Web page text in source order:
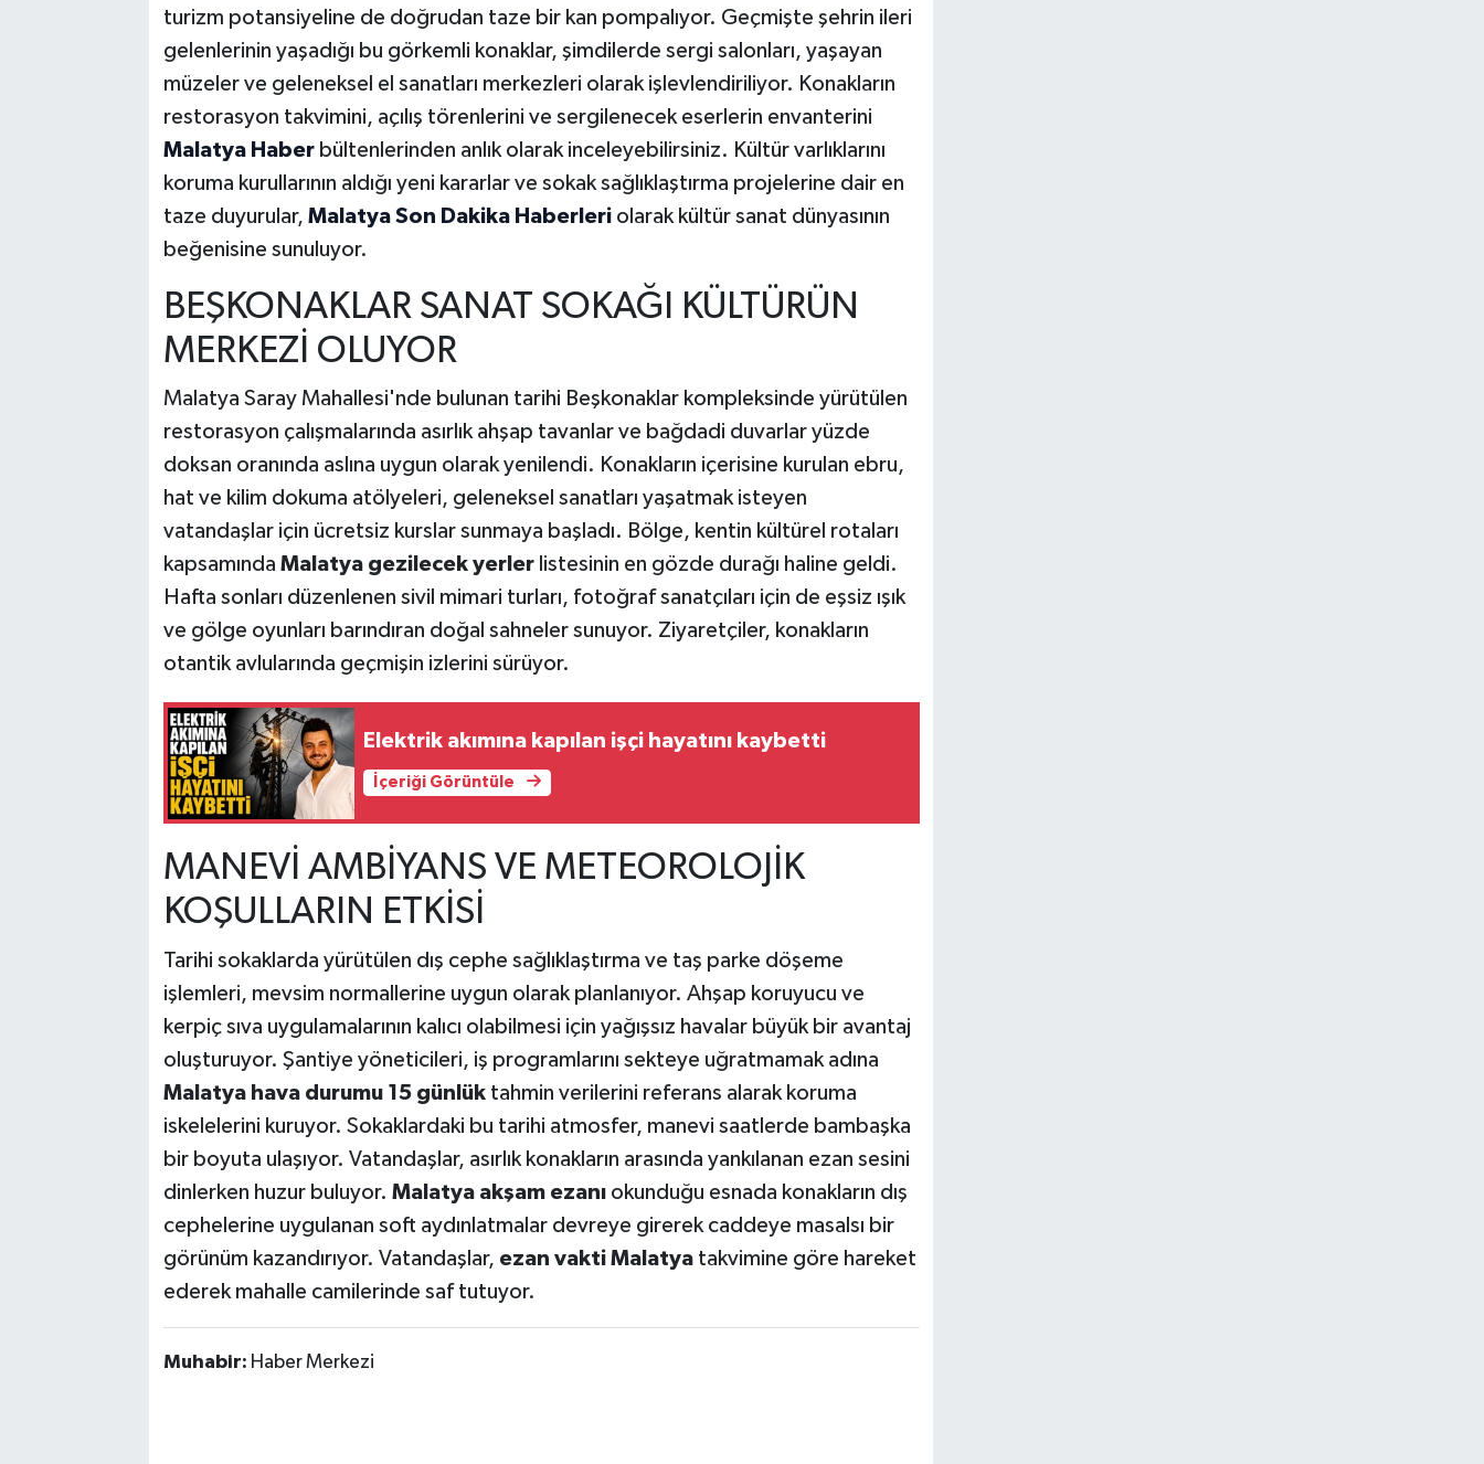
turizm potansiyeline de doğrudan taze bir kan pompalıyor. Geçmişte şehrin ileri
gelenlerinin yaşadığı bu görkemli konaklar, şimdilerde sergi salonları, yaşayan
müzeler ve geleneksel el sanatları merkezleri olarak işlevlendiriliyor. Konakların
restorasyon takvimini, açılış törenlerini ve sergilenecek eserlerin envanterini
Malatya Haberbültenlerinden anlık olarak inceleyebilirsiniz. Kültür varlıklarını
koruma kurullarının aldığı yeni kararlar ve sokak sağlıklaştırma projelerine dair en
taze duyurular, Malatya Son Dakika Haberleriolarak kültür sanat dünyasının
beğenisine sunuluyor.
BEŞKONAKLAR SANAT SOKAĞI KÜLTÜRÜN
MERKEZİ OLUYOR
Malatya Saray Mahallesi'nde bulunan tarihi Beşkonaklar kompleksinde yürütülen
restorasyon çalışmalarında asırlık ahşap tavanlar ve bağdadi duvarlar yüzde
doksan oranında aslına uygun olarak yenilendi. Konakların içerisine kurulan ebru,
hat ve kilim dokuma atölyeleri, geleneksel sanatları yaşatmak isteyen
vatandaşlar için ücretsiz kurslar sunmaya başladı. Bölge, kentin kültürel rotaları
kapsamında Malatya gezilecek yerlerlistesinin en gözde durağı haline geldi.
Hafta sonları düzenlenen sivil mimari turları, fotoğraf sanatçıları için de eşsiz ışık
ve gölge oyunları barındıran doğal sahneler sunuyor. Ziyaretçiler, konakların
otantik avlularında geçmişin izlerini sürüyor.
Elektrik akımına kapılan işçi hayatını kaybetti
İçeriği Görüntüle
MANEVİ AMBİYANS VE METEOROLOJİK
KOŞULLARIN ETKİSİ
Tarihi sokaklarda yürütülen dış cephe sağlıklaştırma ve taş parke döşeme
işlemleri, mevsim normallerine uygun olarak planlanıyor. Ahşap koruyucu ve
kerpiç sıva uygulamalarının kalıcı olabilmesi için yağışsız havalar büyük bir avantaj
oluşturuyor. Şantiye yöneticileri, iş programlarını sekteye uğratmamak adına
Malatya hava durumu 15 günlüktahmin verilerini referans alarak koruma
iskelelerini kuruyor. Sokaklardaki bu tarihi atmosfer, manevi saatlerde bambaşka
bir boyuta ulaşıyor. Vatandaşlar, asırlık konakların arasında yankılanan ezan sesini
dinlerken huzur buluyor. Malatya akşam ezanıokunduğu esnada konakların dış
cephelerine uygulanan soft aydınlatmalar devreye girerek caddeye masalsı bir
görünüm kazandırıyor. Vatandaşlar, ezan vakti Malatyatakvimine göre hareket
ederek mahalle camilerinde saf tutuyor.
Muhabir: Haber Merkezi